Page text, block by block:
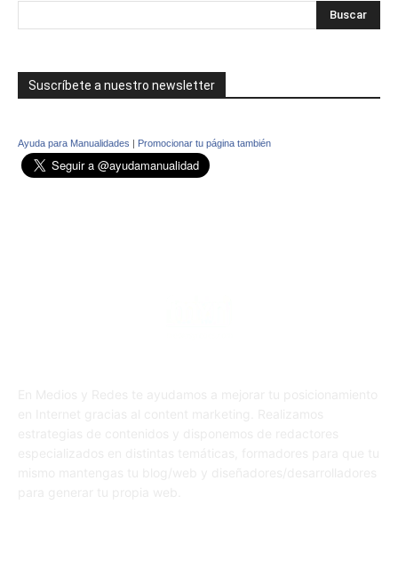
Suscríbete a nuestro newsletter
Ayuda para Manualidades | Promocionar tu página también